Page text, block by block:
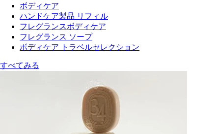
ボディケア
ハンドケア製品 リフィル
フレグランスボディケア
フレグランス ソープ
ボディケア トラベルセレクション
すべてみる